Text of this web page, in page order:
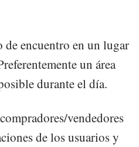
de encuentro en un lugar
un área
durante el día.
vendedores
de los usuarios y